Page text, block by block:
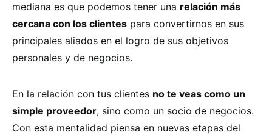
mediana es que podemos tener una relación más
cercana con los clientes para convertirnos en sus
principales aliados en el logro de sus objetivos
personales y de negocios.
En la relación con tus clientes no te veas como un
simple proveedor, sino como un socio de negocios.
Con esta mentalidad piensa en nuevas etapas del